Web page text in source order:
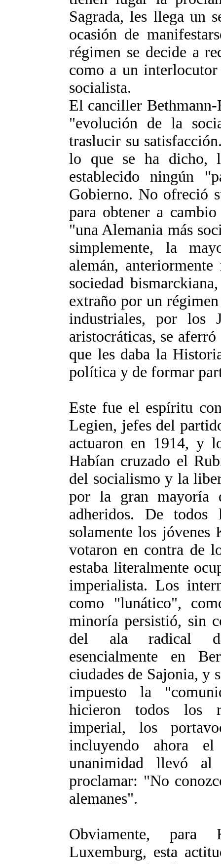
Sagrada, les llega un
ocasión de
régimen se decide a
como a un
socialista.
El canciller
"evolución de la
traslucir su
lo que se ha dicho,
establecido ningún
Gobierno. No ofreció
para obtener a
"una Alemania más
simplemente, la
alemán,
sociedad
extraño por un
industriales, por los
aristocráticas, se
que les daba la
política y de formar
Este fue el espíritu
Legien, jefes del
actuaron en 1914, y
Habían cruzado el
del socialismo y la
por la gran mayoría
adheridos. De todos
solamente los
votaron en contra de
estaba literalmente
imperialista. Los
como "lunático",
minoría persistió, sin
del ala radical
esencialmente en
ciudades de Sajonia, y
impuesto la
hicieron todos los
imperial, los
incluyendo ahora el
unanimidad llevó
proclamar: "No
alemanes".
Obviamente,
Luxemburg, esta